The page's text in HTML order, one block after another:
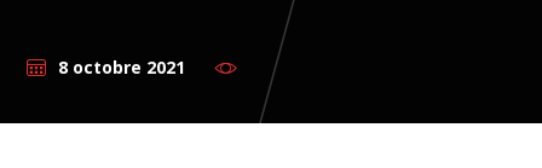
8 octobre 2021